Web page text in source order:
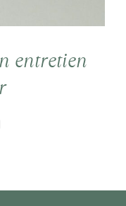
entretien